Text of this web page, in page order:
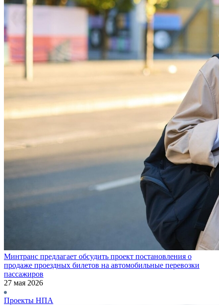
Минтранс предлагает обсудить проект постановления о
продаже проездных билетов на автомобильные перевозки
пассажиров
27 мая 2026
Проекты НПА